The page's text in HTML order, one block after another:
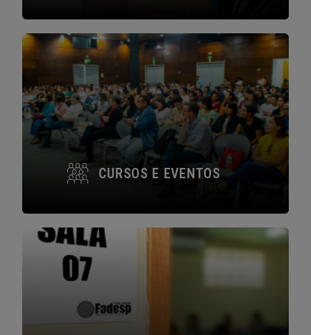
https://cursoseventos.fadesp.org.br/gui/
CURSOS E EVENTOS